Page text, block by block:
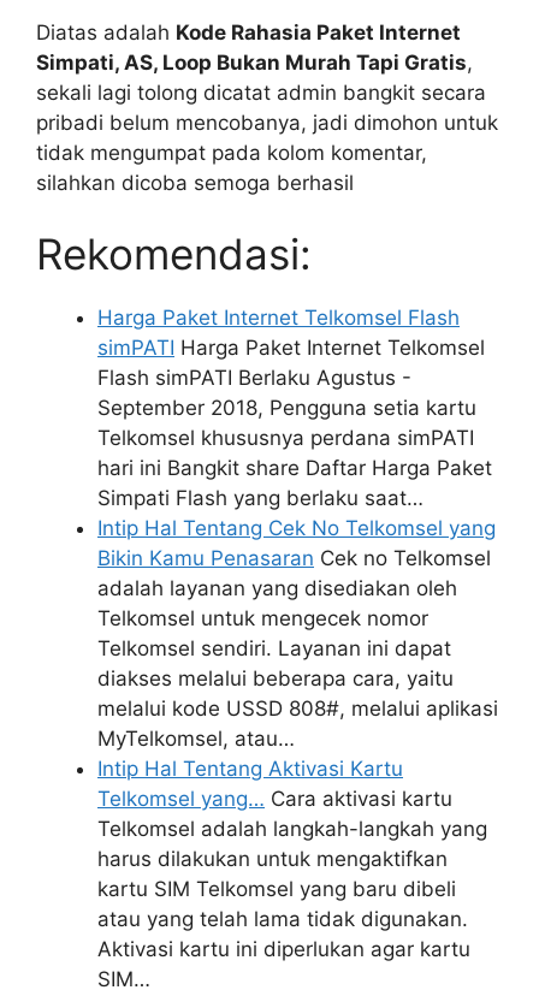
Diatas adalah Kode Rahasia Paket Internet
Simpati, AS, Loop Bukan Murah Tapi Gratis,
sekali lagi tolong dicatat admin bangkit secara
pribadi belum mencobanya, jadi dimohon untuk
tidak mengumpat pada kolom komentar,
silahkan dicoba semoga berhasil
Rekomendasi:
Harga Paket Internet Telkomsel Flash
simPATI Harga Paket Internet Telkomsel
Flash simPATI Berlaku Agustus -
September 2018, Pengguna setia kartu
Telkomsel khususnya perdana simPATI
hari ini Bangkit share Daftar Harga Paket
Simpati Flash yang berlaku saat…
Intip Hal Tentang Cek No Telkomsel yang
Bikin Kamu Penasaran Cek no Telkomsel
adalah layanan yang disediakan oleh
Telkomsel untuk mengecek nomor
Telkomsel sendiri. Layanan ini dapat
diakses melalui beberapa cara, yaitu
melalui kode USSD 808#, melalui aplikasi
MyTelkomsel, atau…
Intip Hal Tentang Aktivasi Kartu
Telkomsel yang… Cara aktivasi kartu
Telkomsel adalah langkah-langkah yang
harus dilakukan untuk mengaktifkan
kartu SIM Telkomsel yang baru dibeli
atau yang telah lama tidak digunakan.
Aktivasi kartu ini diperlukan agar kartu
SIM…